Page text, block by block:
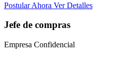
Postular Ahora Ver Detalles
Jefe de compras
Empresa Confidencial